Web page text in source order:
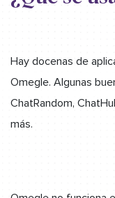
Hay docenas de
Omegle. Algunas
ChatRandom,
más.